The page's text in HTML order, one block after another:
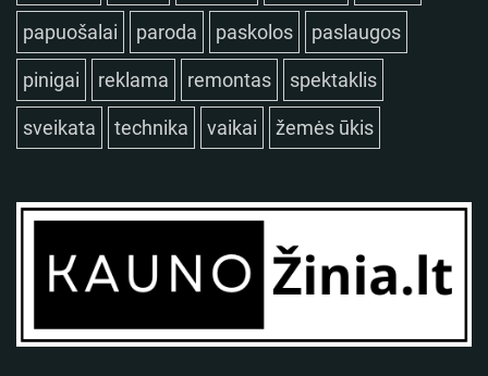
papuošalai paroda paskolos paslaugos
pinigai reklama remontas spektaklis
sveikata technika vaikai žemės ūkis